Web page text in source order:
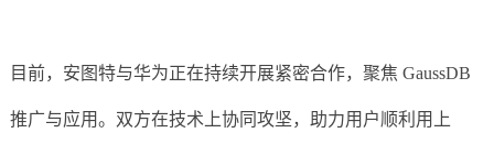
目前，安图特与华为正在持续开展紧密合作，聚焦 GaussDB
推广与应用。双方在技术上协同攻坚，助力用户顺利用上